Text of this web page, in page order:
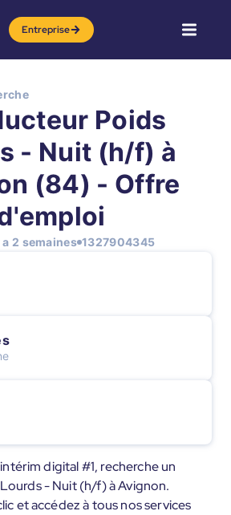
Entreprise
Poids
- Nuit (h/f) à
(84) - Offre
a 2 semaines 1327904345
digital #1, recherche un
- Nuit (h/f) à Avignon.
et accédez à tous nos services